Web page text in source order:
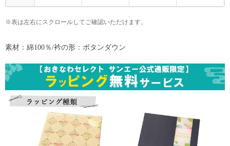
※表は左右にスクロールしてご確認いただけます。
素材：綿100％/衿の形：ボタンダウン